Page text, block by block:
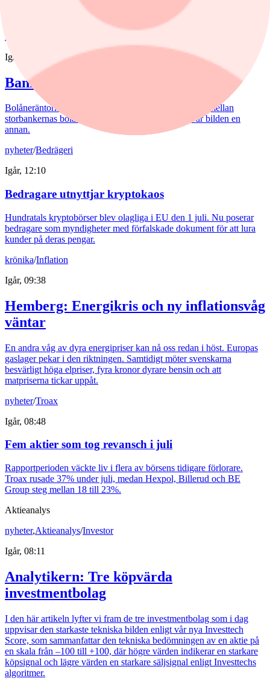
veckorna har den japanska valutan förvandlat valutamarknaden till
nyheter
Igår, 15:32
Bankerna med lägst bolåneränta
Bolåneräntorna fortsatte att sjunka i juli. Skillnaderna mellan
storbankernas bolåneräntor är små. På sparkonton är bilden en
annan.
nyheter/Bedrägeri
Igår, 12:10
Bedragare utnyttjar kryptokaos
Hundratals kryptobörser blev olagliga i EU den 1 juli. Nu poserar
bedragare som myndigheter med förfalskade dokument för att lura
kunder på deras pengar.
krönika/Inflation
Igår, 09:38
Hemberg: Energikris och ny inflationsvåg
väntar
En andra våg av dyra energipriser kan nå oss redan i höst. Europas
gaslager pekar i den riktningen. Samtidigt möter svenskarna
besvärligt höga elpriser, fyra kronor dyrare bensin och att
matpriserna tickar uppåt.
nyheter/Troax
Igår, 08:48
Fem aktier som tog revansch i juli
Rapportperioden väckte liv i flera av börsens tidigare förlorare.
Troax rusade 37% under juli, medan Hexpol, Billerud och BE
Group steg mellan 18 till 23%.
Aktieanalys
nyheter,Aktieanalys/Investor
Igår, 08:11
Analytikern: Tre köpvärda
investmentbolag
I den här artikeln lyfter vi fram de tre investmentbolag som i dag
uppvisar den starkaste tekniska bilden enligt vår nya Investtech
Score, som sammanfattar den tekniska bedömningen av en aktie på
en skala från –100 till +100, där högre värden indikerar en starkare
köpsignal och lägre värden en starkare säljsignal enligt Investtechs
algoritmer.